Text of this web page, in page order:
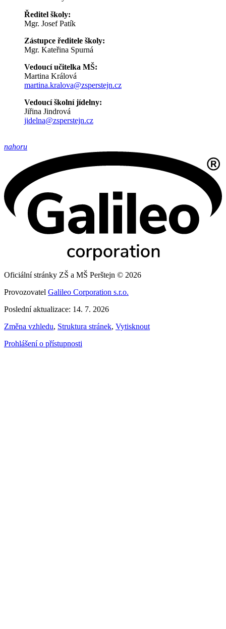
Ředitel školy:
Mgr. Josef Patík
Zástupce ředitele školy:
Mgr. Kateřina Spurná
Vedoucí učitelka MŠ:
Martina Králová
martina.kralova@zsperstejn.cz
Vedoucí školní jídelny:
Jiřina Jindrová
jidelna@zsperstejn.cz
nahoru
Oficiální stránky ZŠ a MŠ Perštejn © 2026
Provozovatel Galileo Corporation s.r.o.
Poslední aktualizace: 14. 7. 2026
Změna vzhledu, Struktura stránek, Vytisknout
Prohlášení o přístupnosti